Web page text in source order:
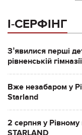
І-СЕРФІНГ
Зʼявилися перші
рівненській
Вже незабаром у
Starland
2 серпня у Рівному
STARLAND